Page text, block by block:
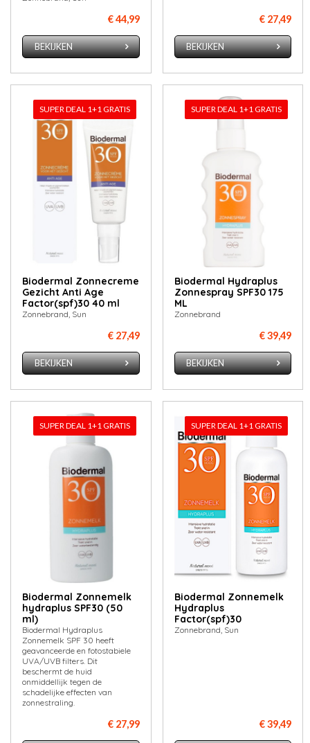
€ 44,99
BEKIJKEN
€ 27,49
BEKIJKEN
SUPER DEAL 1+1 GRATIS
Biodermal Zonnecreme
Gezicht Anti Age
Factor(spf)30 40 ml
Zonnebrand, Sun
€ 27,49
BEKIJKEN
SUPER DEAL 1+1 GRATIS
Biodermal Hydraplus
Zonnespray SPF30 175
ML
Zonnebrand
€ 39,49
BEKIJKEN
SUPER DEAL 1+1 GRATIS
Biodermal Zonnemelk
hydraplus SPF30 (50
ml)
Biodermal Hydraplus
Zonnemelk SPF 30 heeft
geavanceerde en fotostabiele
UVA/UVB filters. Dit
beschermt de huid
onmiddellijk tegen de
schadelijke effecten van
zonnestraling.
€ 27,99
SUPER DEAL 1+1 GRATIS
Biodermal Zonnemelk
Hydraplus
Factor(spf)30
Zonnebrand, Sun
€ 39,49